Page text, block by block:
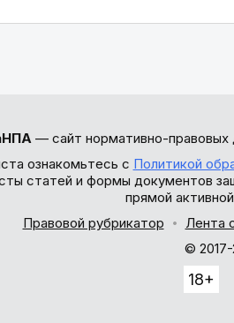
— сайт нормативно-правовых
ознакомьтесь с Политикой
статей и формы документов
прямой
Правовой рубрикатор
Лента
©
18+